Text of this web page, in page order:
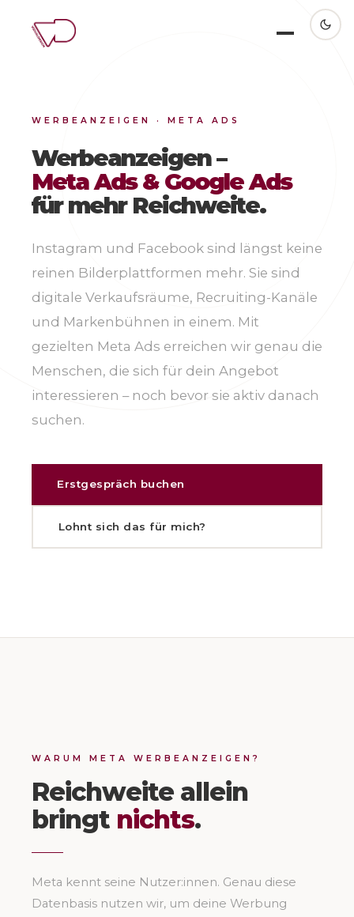
WERBEANZEIGEN · META ADS
Werbeanzeigen –
Meta Ads & Google Ads
für mehr Reichweite.
Instagram und Facebook sind längst keine
reinen Bilderplattformen mehr. Sie sind
digitale Verkaufsräume, Recruiting-Kanäle
und Markenbühnen in einem. Mit
gezielten Meta Ads erreichen wir genau die
Menschen, die sich für dein Angebot
interessieren – noch bevor sie aktiv danach
suchen.
Erstgespräch buchen
Lohnt sich das für mich?
WARUM META WERBEANZEIGEN?
Reichweite allein
bringt nichts.
Meta kennt seine Nutzer:innen. Genau diese
Datenbasis nutzen wir, um deine Werbung